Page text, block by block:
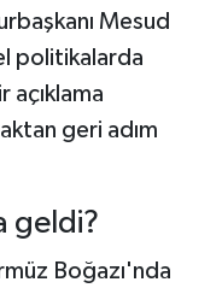
Mesud
politikalarda
açıklama
geri adım
geldi?
Boğazı'nda